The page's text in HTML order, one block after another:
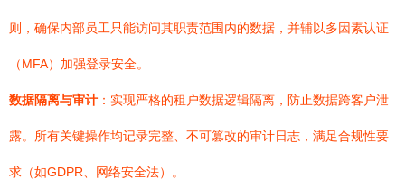
则，确保内部员工只能访问其职责范围内的数据，并辅以多因素认证
（MFA）加强登录安全。
数据隔离与审计 ：实现严格的租户数据逻辑隔离，防止数据跨客户泄
露。所有关键操作均记录完整、不可篡改的审计日志，满足合规性要
求（如GDPR、网络安全法）。